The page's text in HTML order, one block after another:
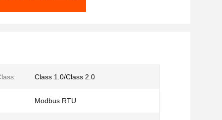
Class 1.0/Class 2.0
Modbus RTU